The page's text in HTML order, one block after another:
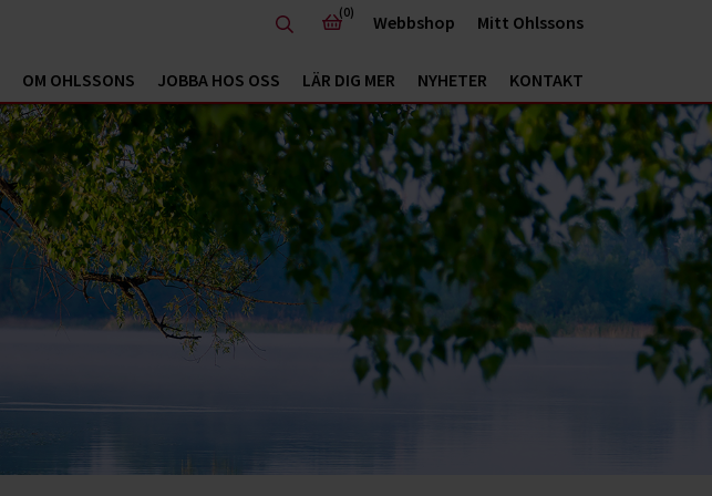
OM OHLSSONS JOBBA HOS OSS LÄR DIG MER NYHETER KONTAKT
(0) Webbshop Mitt Ohlssons